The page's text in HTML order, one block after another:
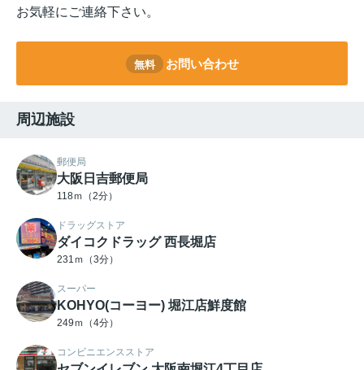
お気軽にご連絡下さい。
無料 お問い合わせ
周辺施設
郵便局
大阪日吉郵便局
118ｍ（2分）
ドラッグストア
ダイコクドラッグ 西長堀店
231ｍ（3分）
スーパー
KOHYO(コーヨー) 堀江店鮮度館
249ｍ（4分）
コンビニエンスストア